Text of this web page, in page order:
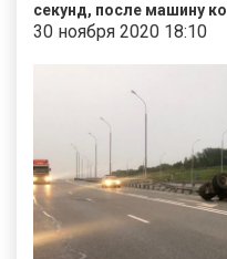
секунд, после машину
30 ноября 2020 18:10